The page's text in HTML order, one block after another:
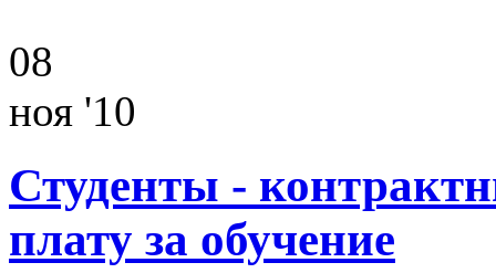
08
ноя '10
Студенты -
плату за обучение